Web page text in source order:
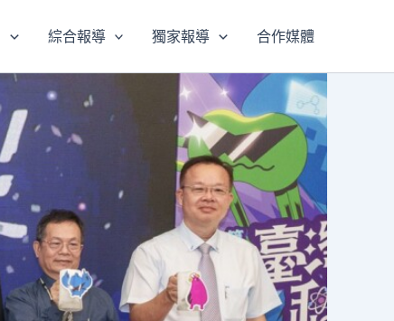
綜合報導 獨家報導 合作媒體